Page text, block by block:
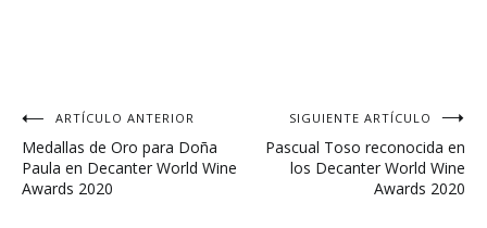
Navegación
de
entradas
ARTÍCULO ANTERIOR
Medallas de Oro para Doña
Paula en Decanter World Wine
Awards 2020
SIGUIENTE ARTÍCULO
Pascual Toso reconocida en
los Decanter World Wine
Awards 2020